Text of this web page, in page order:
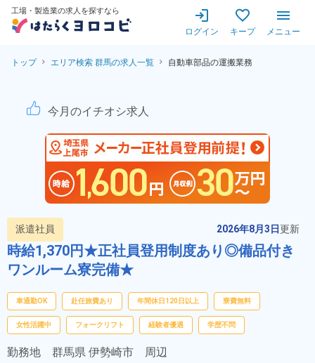
工場・製造業の求人を探すなら
ログイン キープ メニュー
トップ エリア検索 群馬の求人一覧 自動車部品の運搬業務
自動車部品の運搬業務！寮
今月のイチオシ求人
派遣社員 2026年8月3日更新
時給1,370円★正社員登用制度あり◎備品付き
ワンルーム寮完備★
車通勤OK 赴任旅費あり 年間休日120日以上 寮費無料
女性活躍中 フォークリフト 経験者優遇 学歴不問
勤務地 群馬県 伊勢崎市 周辺